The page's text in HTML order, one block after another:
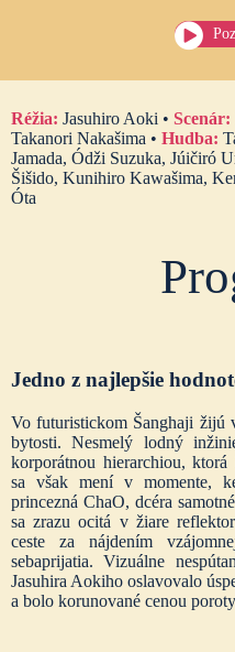
Réžia: Jasuhiro Aoki • Scenár:
Takanori Nakašima • Hudba:
Jamada, Ódži Suzuka, Júičiró
Šišido, Kunihiro Kawašima,
Óta
Jedno z najlepšie
Vo futuristickom Šanghaji žijú
bytosti. Nesmelý lodný
korporátnou hierarchiou,
sa však mení v momente,
princezná ChaO, dcéra
sa zrazu ocitá v žiare
ceste za nájdením
sebaprijatia. Vizuálne
Jasuhira Aokiho oslavovalo
a bolo korunované cenou